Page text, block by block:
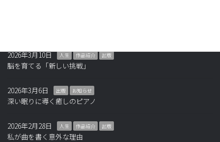
2026年3月10日 人生 作品紹介 出版
脳を育てる「新しい挑戦」
2026年3月6日 出版 お知らせ
深い眠りに導く癒しのピアノ
2026年2月28日 人生 作品紹介 出版
私が曲を書く意外な理由